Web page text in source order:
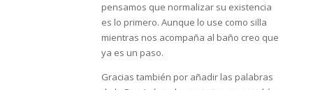
pensamos que normalizar su existencia
es lo primero. Aunque lo use como silla
mientras nos acompaña al baño creo que
ya es un paso.
Gracias también por añadir las palabras